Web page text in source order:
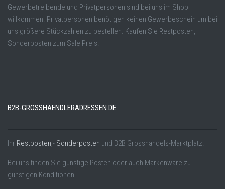
Gewerbetreibende und Privatpersonen sind bei uns im Shop
willkommen. Privatpersonen benötigen keinen Gewerbeschein um bei
uns größere Stückzahlen zu bestellen. Kaufen Sie Restposten,
Sonderposten zum Sale Preis.
B2B-GROSSHAENDLERADRESSEN.DE
Ihr Restposten,- Sonderposten und B2B Grosshandels-Marktplatz.
Bei uns finden Sie günstige Posten oder auch Markenware zu
günstigen Konditionen.